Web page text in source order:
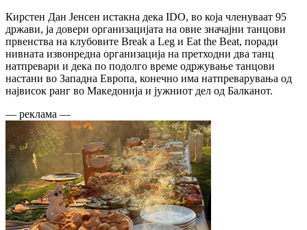
Кирстен Дан Јенсен истакна дека IDO, во која членуваат 95
држави, ја довери организацијата на овие значајни танцови
првенства на клубовите Break a Leg и Eat the Beat, поради
нивната извонредна организација на претходни два танц
натпревари и дека по подолго време одржување танцови
настани во Западна Европа, конечно има натпреварувања од
највисок ранг во Македонија и јужниот дел од Балканот.
— реклама —